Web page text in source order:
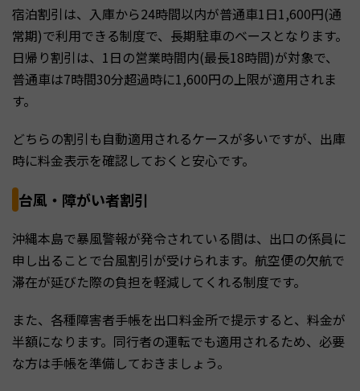
宿泊割引は、入庫から24時間以内が普通車1日1,600円(通
常期)で利用できる制度で、長期駐車のベースとなります。
日帰り割引は、1日の営業時間内(最長18時間)が対象で、
普通車は7時間30分超過時に1,600円の上限が適用されま
す。
どちらの割引も自動適用されるケースが多いですが、出庫
時に料金表示を確認しておくと安心です。
台風・障がい者割引
沖縄本島で暴風警報が発令されている間は、出口の係員に
申し出ることで台風割引が受けられます。航空便の欠航で
滞在が延びた際の負担を軽減してくれる制度です。
また、各種障害者手帳を出口料金所で提示すると、料金が
半額になります。同行者の運転でも適用されるため、必要
な方は手帳を準備しておきましょう。